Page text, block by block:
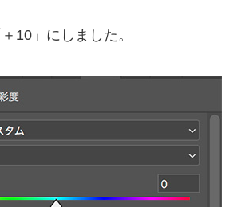
10」にしました。